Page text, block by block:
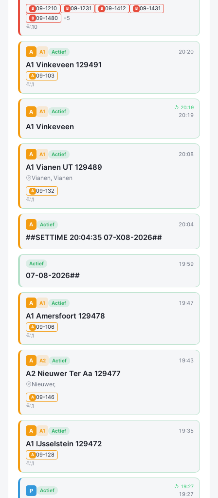
B 09-1210 B 09-1231 B 09-1412 B 09-1431
B 09-1480
+5
10
A A1 Actief 20:20
A1 Vinkeveen 129491
A 09-103
1
A A1 Actief
↺ 20:19
20:19
A1 Vinkeveen
A A1 Actief 20:08
A1 Vianen UT 129489
Vianen, Vianen
A 09-132
1
A Actief 20:04
##SETTIME 20:04:35 07-X08-2026##
Actief 19:59
07-08-2026##
A A1 Actief 19:47
A1 Amersfoort 129478
A 09-106
1
A A2 Actief 19:43
A2 Nieuwer Ter Aa 129477
Nieuwer,
A 09-146
1
A A1 Actief 19:35
A1 IJsselstein 129472
A 09-128
1
P Actief
↺ 19:27
19:27